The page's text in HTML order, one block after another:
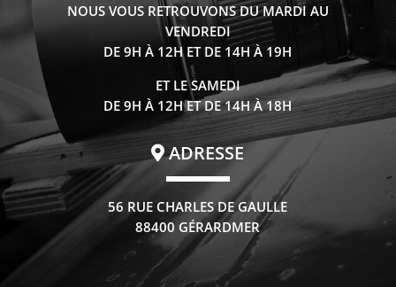
NOUS VOUS RETROUVONS DU MARDI AU
VENDREDI
DE 9H À 12H ET DE 14H À 19H
ET LE SAMEDI
DE 9H À 12H ET DE 14H À 18H
ADRESSE
56 RUE CHARLES DE GAULLE
88400 GÉRARDMER